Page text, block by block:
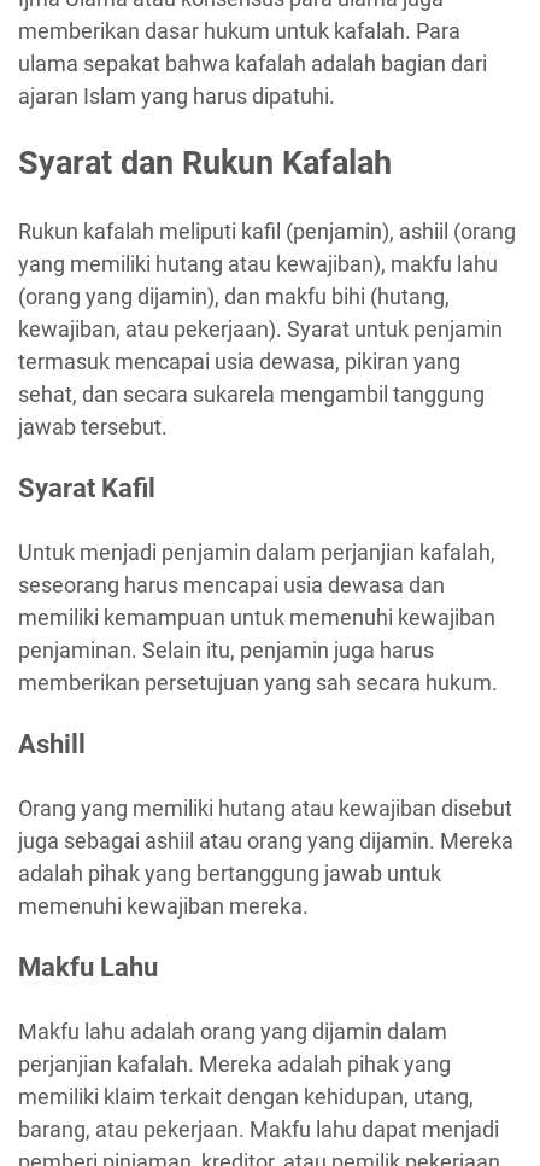
memberikan dasar hukum untuk kafalah. Para
ulama sepakat bahwa kafalah adalah bagian dari
ajaran Islam yang harus dipatuhi.
Syarat dan Rukun Kafalah
Rukun kafalah meliputi kafil (penjamin), ashiil (orang
yang memiliki hutang atau kewajiban), makfu lahu
(orang yang dijamin), dan makfu bihi (hutang,
kewajiban, atau pekerjaan). Syarat untuk penjamin
termasuk mencapai usia dewasa, pikiran yang
sehat, dan secara sukarela mengambil tanggung
jawab tersebut.
Syarat Kafil
Untuk menjadi penjamin dalam perjanjian kafalah,
seseorang harus mencapai usia dewasa dan
memiliki kemampuan untuk memenuhi kewajiban
penjaminan. Selain itu, penjamin juga harus
memberikan persetujuan yang sah secara hukum.
Ashill
Orang yang memiliki hutang atau kewajiban disebut
juga sebagai ashiil atau orang yang dijamin. Mereka
adalah pihak yang bertanggung jawab untuk
memenuhi kewajiban mereka.
Makfu Lahu
Makfu lahu adalah orang yang dijamin dalam
perjanjian kafalah. Mereka adalah pihak yang
memiliki klaim terkait dengan kehidupan, utang,
barang, atau pekerjaan. Makfu lahu dapat menjadi